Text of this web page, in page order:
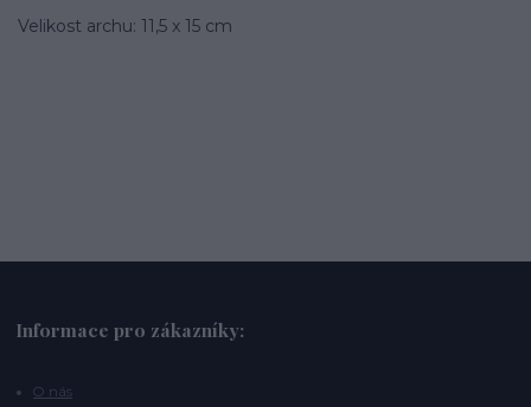
Velikost archu: 11,5 x 15 cm
Informace pro zákazníky:
O nás